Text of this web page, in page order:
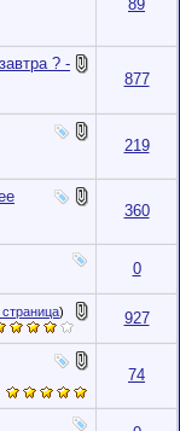
89
? -
877
219
360
0
)
927
74